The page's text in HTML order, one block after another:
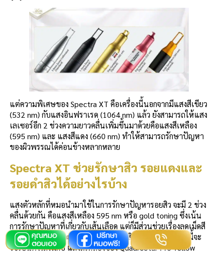
แต่ความพิเศษของ Spectra XT คือเครื่องนี้นอกจากมีแสงสีเขียว
(532 nm) กับแสงอินฟราเรด (1064 nm) แล้ว ยังสามารถให้แสง
เลเซอร์อีก 2 ช่วงความยาวคลื่นเพิ่มขึ้นมาด้วยคือแสงสีเหลือง
(595 nm) และ แสงสีแดง (660 nm) ทำให้สามารถรักษาปัญหา
ของผิวพรรณได้ค่อนข้างหลากหลาย
Spectra XT ช่วยรักษาสิว รอยแดงและ
รอยดำสิวได้อย่างไรบ้าง
แสงตัวหลักที่หมอนำมาใช้ในการรักษาปัญหารอยสิว จะมี 2 ช่วง
คลื่นด้วยกัน คือแสงสีเหลือง 595 nm หรือ gold toning ซึ่งเน้น
การรักษาปัญหาที่เกี่ยวกับเส้นเลือด แต่ก็มีส่วนช่วยเรื่องลดเม็ดสี
เช่นกัน จึงรักษารอยแดงสิวและรอยดำสิวได้เป็นอย่างดี ตัวนี้จะ
ใช้เป็นตัวเสริมกับ แสงสีเหลืองของ QuadroStar Pro Yellow